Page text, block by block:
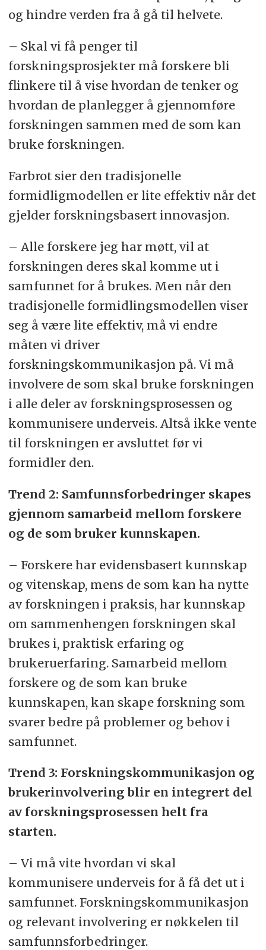
og hindre verden fra å gå til helvete.
– Skal vi få penger til
forskningsprosjekter må forskere bli
flinkere til å vise hvordan de tenker og
hvordan de planlegger å gjennomføre
forskningen sammen med de som kan
bruke forskningen.
Farbrot sier den tradisjonelle
formidligmodellen er lite effektiv når det
gjelder forskningsbasert innovasjon.
– Alle forskere jeg har møtt, vil at
forskningen deres skal komme ut i
samfunnet for å brukes. Men når den
tradisjonelle formidlingsmodellen viser
seg å være lite effektiv, må vi endre
måten vi driver
forskningskommunikasjon på. Vi må
involvere de som skal bruke forskningen
i alle deler av forskningsprosessen og
kommunisere underveis. Altså ikke vente
til forskningen er avsluttet før vi
formidler den.
Trend 2: Samfunnsforbedringer skapes
gjennom samarbeid mellom forskere
og de som bruker kunnskapen.
– Forskere har evidensbasert kunnskap
og vitenskap, mens de som kan ha nytte
av forskningen i praksis, har kunnskap
om sammenhengen forskningen skal
brukes i, praktisk erfaring og
brukeruerfaring. Samarbeid mellom
forskere og de som kan bruke
kunnskapen, kan skape forskning som
svarer bedre på problemer og behov i
samfunnet.
Trend 3: Forskningskommunikasjon og
brukerinvolvering blir en integrert del
av forskningsprosessen helt fra
starten.
– Vi må vite hvordan vi skal
kommunisere underveis for å få det ut i
samfunnet. Forskningskommunikasjon
og relevant involvering er nøkkelen til
samfunnsforbedringer.